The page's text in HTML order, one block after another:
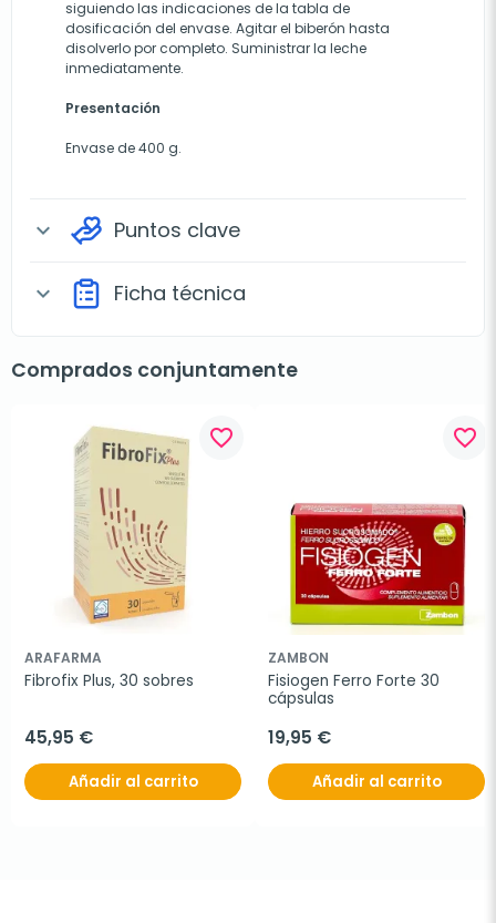
siguiendo las indicaciones de la tabla de
dosificación del envase. Agitar el biberón hasta
disolverlo por completo. Suministrar la leche
inmediatamente.
Presentación
Envase de 400 g.
expand_more Puntos clave
expand_more Ficha técnica
Comprados conjuntamente
favorite_border
ARAFARMA
Fibrofix Plus, 30 sobres
45,95 €
Añadir al carrito
favorite_border
ZAMBON
Fisiogen Ferro Forte 30
cápsulas
19,95 €
Añadir al carrito